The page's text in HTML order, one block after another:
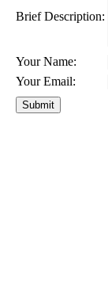
Brief Description:
Your Name:
Your Email: